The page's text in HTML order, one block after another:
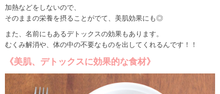
加熱などをしないので、
そのままの栄養を摂ることがでて、美肌効果にも◎
また、名前にもあるデトックスの効果もあります。
むくみ解消や、体の中の不要なものを出してくれるんです！！
《美肌、デトックスに効果的な食材》